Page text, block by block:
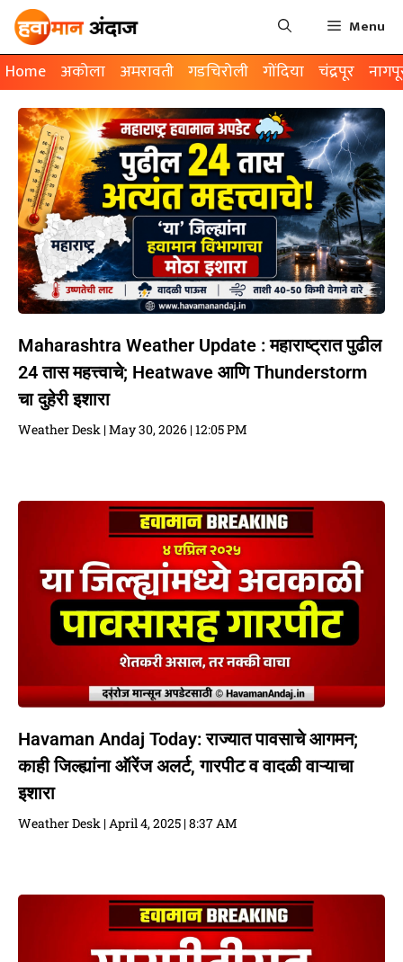
Menu
Home अकोला अमरावती गडचिरोली गोंदिया चंद्रपूर
Maharashtra Weather Update : महाराष्ट्रात पुढील
24 तास महत्त्वाचे; Heatwave आणि Thunderstorm
चा दुहेरी इशारा
Weather Desk May 30, 2026 12:05 PM
Havaman Andaj Today: राज्यात पावसाचे आगमन;
काही जिल्ह्यांना ऑरेंज अलर्ट, गारपीट व वादळी वाऱ्याचा
इशारा
Weather Desk April 4, 2025 8:37 AM